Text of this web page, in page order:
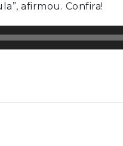
afirmou. Confira!